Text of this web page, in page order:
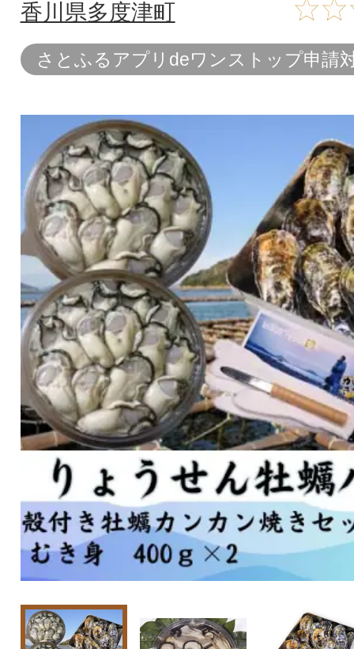
香川県多度津町
さとふるアプリdeワンストップ申請